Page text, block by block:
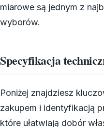
miarowe są jednym z
wyborów.
Specyfikacja
Poniżej znajdziesz
zakupem i identyfikacją
które ułatwiają dobór